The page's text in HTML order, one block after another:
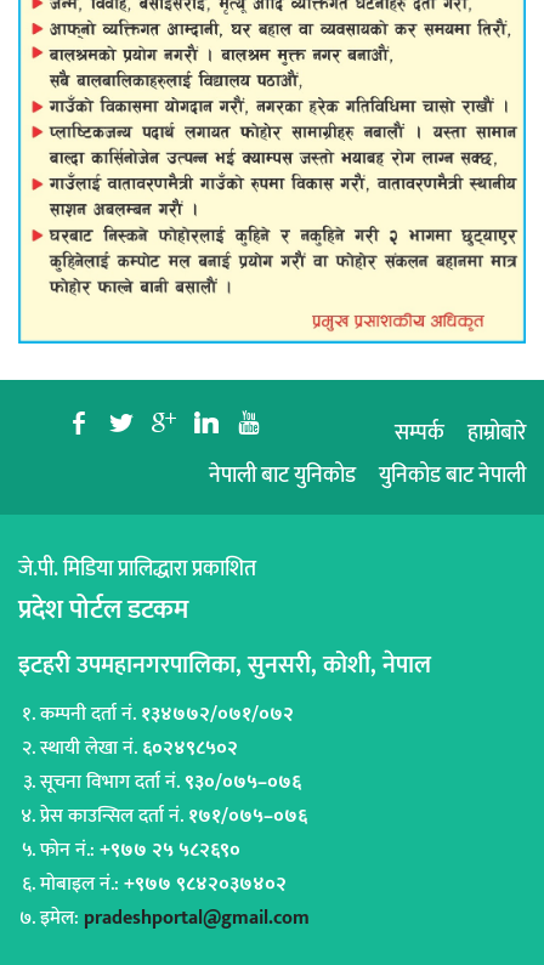
b a c j r सम्पर्क
हाम्रोबारे
नेपाली बाट युनिकोड
युनिकोड बाट नेपाली
जे.पी. मिडिया प्रालिद्धारा प्रकाशित
प्रदेश पोर्टल डटकम
इटहरी उपमहानगरपालिका, सुनसरी, कोशी, नेपाल
कम्पनी दर्ता नं.१३४७७२/०७१/०७२
स्थायी लेखा नं.६०२४९८५०२
सूचना विभाग दर्ता नं.९३०/०७५–०७६
प्रेस काउन्सिल दर्ता नं.१७१/०७५–०७६
फोन नं.:+९७७ २५ ५८२६९०
मोबाइल नं.:+९७७ ९८४२०३७४०२
इमेल: pradeshportal@gmail.com